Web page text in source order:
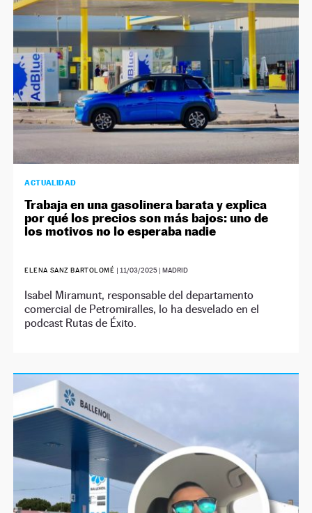
ACTUALIDAD
Trabaja en una gasolinera barata y explica
por qué los precios son más bajos: uno de
los motivos no lo esperaba nadie
ELENA SANZ BARTOLOMÉ | 11/03/2025| MADRID
Isabel Miramunt, responsable del departamento
comercial de Petromiralles, lo ha desvelado en el
podcast Rutas de Éxito.